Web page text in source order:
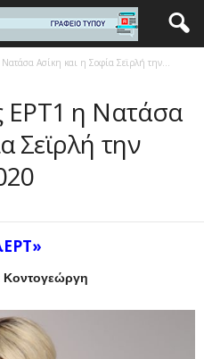
Ασίκη και η Σοφία Σεϊρλή την...
ΕΡΤ1 η Νατάσα
Σεϊρλή την
Κοντογεώργη